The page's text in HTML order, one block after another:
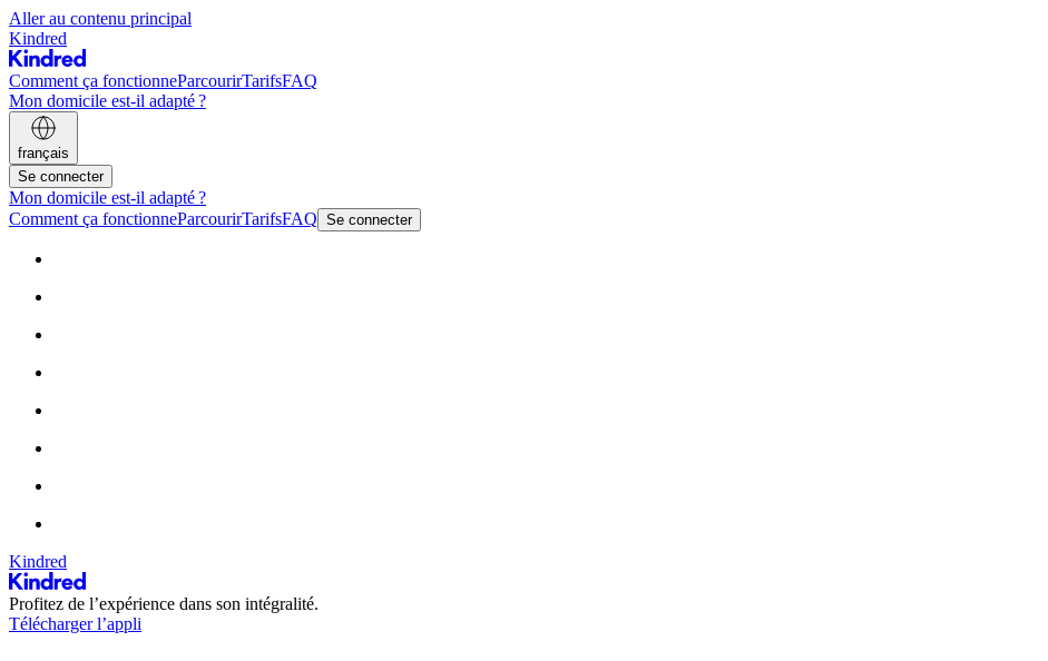
Aller au contenu principal
Kindred
Comment ça fonctionneParcourirTarifsFAQ
Mon domicile est-il adapté ?
français
Se connecter
Mon domicile est-il adapté ?
Comment ça fonctionneParcourirTarifsFAQ Se connecter
Kindred
Profitez de l’expérience dans son intégralité.
Télécharger l’appli